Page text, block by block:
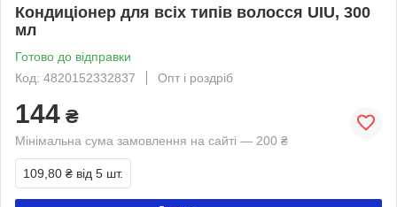
Кондиціонер для всіх типів волосся UIU, 300
мл
Готово до відправки
Код: 4820152332837
Опт і роздріб
144 ₴
Мінімальна сума замовлення на сайті — 200 ₴
109,80 ₴ від 5 шт.